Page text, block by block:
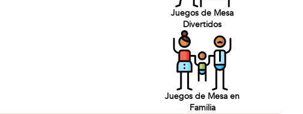
Juegos de Mesa
Divertidos
Juegos de Mesa en
Familia